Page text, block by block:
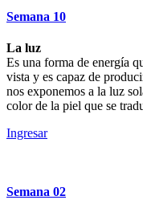
Semana 10
La luz
Es una forma de energía
vista y es capaz de
nos exponemos a la luz
color de la piel que se
Ingresar
Semana 02